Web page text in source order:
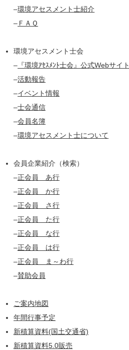
–環境アセスメント士紹介
– ＦＡＱ
環境アセスメント士会
– 『環境ｱｾｽﾒﾝﾄ士会』公式Webサイト
–活動報告
–イベント情報
–士会通信
–会員名簿
–環境アセスメント士について
会員企業紹介（検索）
–正会員 あ行
–正会員 か行
–正会員 さ行
–正会員 た行
–正会員 な行
–正会員 は行
–正会員 ま～わ行
–賛助会員
ご案内地図
年間行事予定
新積算資料(国土交通省)
新積算資料5.0販売